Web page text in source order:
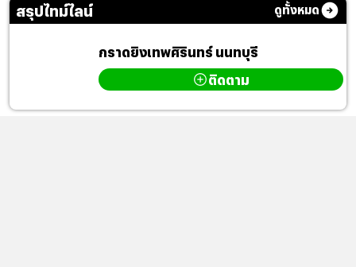
สรุปไทม์ไลน์ ดูทั้งหมด
กราดยิงเทพศิรินทร์ นนทบุรี
ติดตาม